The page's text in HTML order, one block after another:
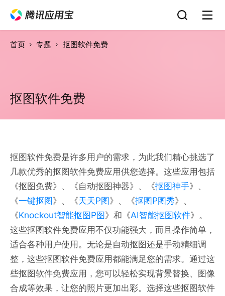
首页 专题 抠图软件免费
抠图软件免费
抠图软件免费是许多用户的需求，为此我们精心挑选了
几款优秀的抠图软件免费应用供您选择。这些应用包括
《抠图免费》、《自动抠图神器》、《抠图神手》、
《一键抠图》、《天天P图》、《抠图P图秀》、
《Knockout智能抠图P图》和《AI智能抠图软件》。
这些抠图软件免费应用不仅功能强大，而且操作简单，
适合各种用户使用。无论是自动抠图还是手动精细调
整，这些抠图软件免费应用都能满足您的需求。通过这
些抠图软件免费应用，您可以轻松实现背景替换、图像
合成等效果，让您的照片更加出彩。选择这些抠图软件